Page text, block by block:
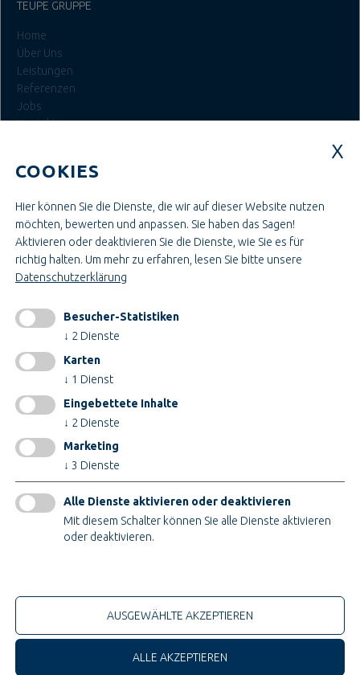
TEUPE GRUPPE
Home
Über Uns
Leistungen
Referenzen
Jobs
Kontakt
Ausbildung & Studium
Bau- & Projektleitung
Administration & Verwaltung
Handwerk & Montage
Konstruktion & Technik
INFORMATIONEN
Impressum
AGB
Datenschutz
Cookieeinstellungen ändern
ZERTIFIKATE
© 2026 Teupe Holding GmbH
COOKIES
Hier können Sie die Dienste, die wir auf dieser Website nutzen
möchten, bewerten und anpassen. Sie haben das Sagen!
Aktivieren oder deaktivieren Sie die Dienste, wie Sie es für
richtig halten. Um mehr zu erfahren, lesen Sie bitte unsere
Datenschutzerklärung
Besucher-Statistiken
↓ 2 Dienste
Karten
↓ 1 Dienst
Eingebettete Inhalte
↓ 2 Dienste
Marketing
↓ 3 Dienste
Alle Dienste aktivieren oder deaktivieren
Mit diesem Schalter können Sie alle Dienste aktivieren
oder deaktivieren.
AUSGEWÄHLTE AKZEPTIEREN
ALLE AKZEPTIEREN